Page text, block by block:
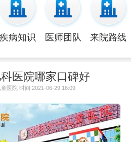
疾病知识 医师团队 来院路线
医院哪家口碑好
医院 时间:2021-06-29 16:09